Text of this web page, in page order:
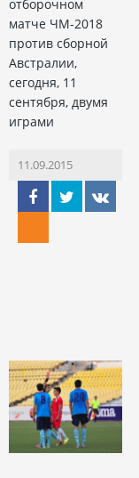
отборочном
матче ЧМ-2018
против сборной
Австралии,
сегодня, 11
сентября, двумя
играми
11.09.2015